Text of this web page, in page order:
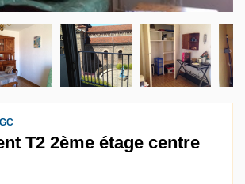
T2 2ème étage centre